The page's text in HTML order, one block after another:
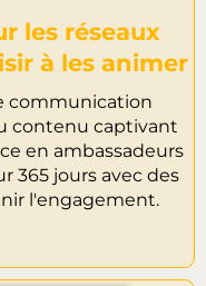
les réseaux
à les animer
communication
contenu captivant
en ambassadeurs
365 jours avec des
l'engagement.